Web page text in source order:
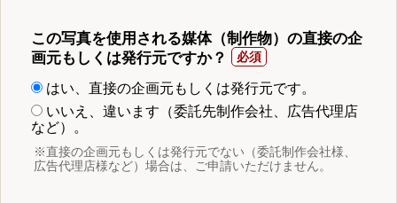
この写真を使用される媒体（制作物）の直接の企
画元もしくは発行元ですか？
はい、直接の企画元もしくは発行元です。
いいえ、違います（委託先制作会社、広告代理店
など）。
※直接の企画元もしくは発行元でない（委託制作会社様、
広告代理店様など）場合は、ご申請いただけません。